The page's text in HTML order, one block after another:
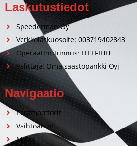
Laskutustiedot
Speederman Oy
Verkkolaskuosoite: 003719402843
Operaattoritunnus: ITELFIHH
Välittäjä: Oma säästöpankki Oyj
Navigaatio
Perämoottorit
Vaihtoautot
Motot